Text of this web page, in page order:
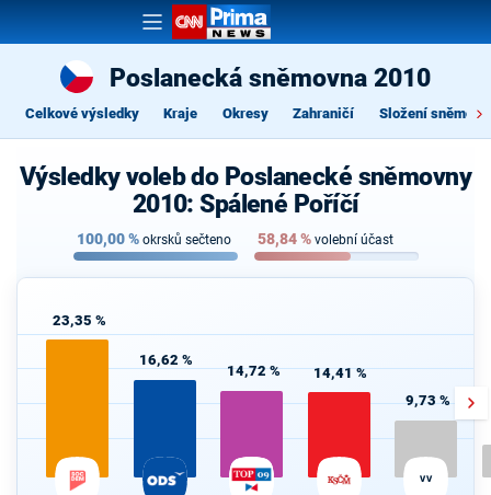
Poslanecká sněmovna 2010
Celkové výsledky Kraje Okresy Zahraničí Složení
Výsledky voleb do Poslanecké sněmovny
2010: Spálené Poříčí
100,00% okrsků sečteno 58,84% volební účast
23,35 %
16,62 %
14,72 % 14,41 %
9,73 %
VV